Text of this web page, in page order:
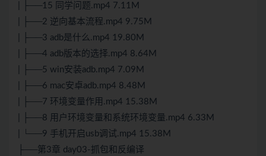
| ├──15 同学问题.mp4 7.11M
| ├──2 逆向基本流程.mp4 9.75M
| ├──3 adb是什么.mp4 19.80M
| ├──4 adb版本的选择.mp4 8.64M
| ├──5 win安装adb.mp4 7.09M
| ├──6 mac安卓adb.mp4 8.48M
| ├──7 环境变量作用.mp4 15.38M
| ├──8 用户环境变量和系统环境变量.mp4 6.33M
| └──9 手机开启usb调试.mp4 15.38M
├──第3章 day03-抓包和反编译